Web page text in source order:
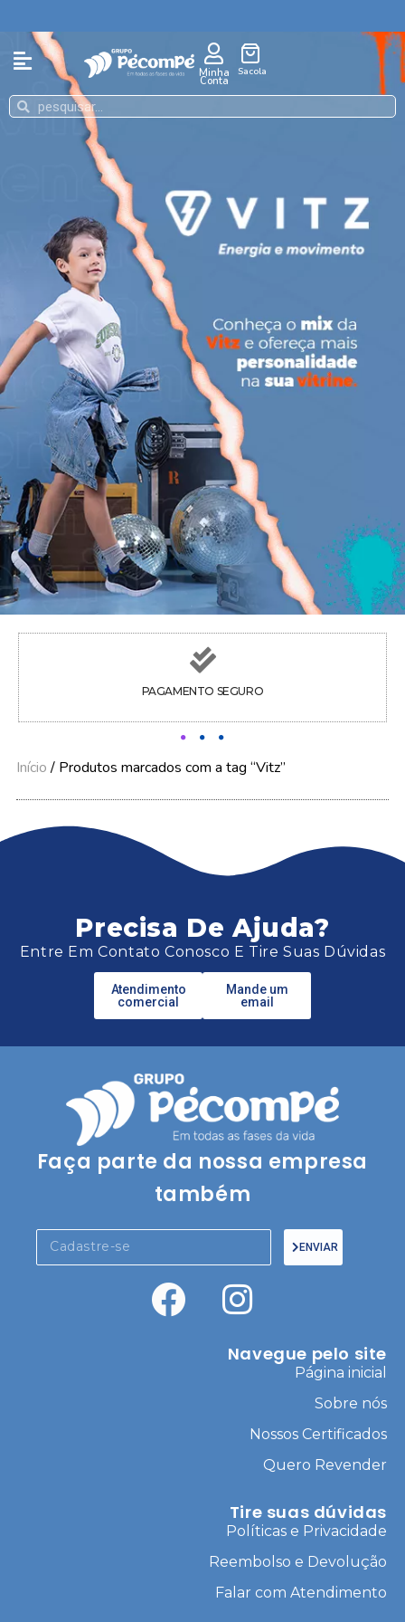
Minha
Conta
Sacola
PAGAMENTO SEGURO
Início/ Produtos marcados com a tag “Vitz”
Precisa De Ajuda?
Entre Em Contato Conosco E Tire Suas Dúvidas
Atendimento
comercial
Mande um
email
Faça parte da nossa empresa
também
ENVIAR
Navegue pelo site
Página inicial
Sobre nós
Nossos Certificados
Quero Revender
Tire suas dúvidas
Políticas e Privacidade
Reembolso e Devolução
Falar com Atendimento